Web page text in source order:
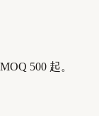
500 起。